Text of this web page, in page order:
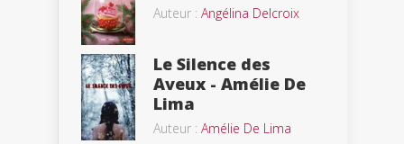
Auteur : Angélina Delcroix
Le Silence des
Aveux - Amélie De
Lima
Auteur : Amélie De Lima